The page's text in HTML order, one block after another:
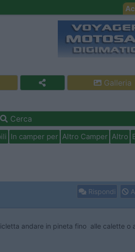
Galleria
Cerca
In camper per Altro Camper Altro
Rispondi
andare in pineta fino alle calette o